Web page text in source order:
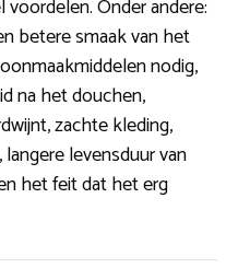
Onder andere:
betere smaak van het
nodig,
na het douchen,
zachte kleding,
levensduur van
het feit dat het erg